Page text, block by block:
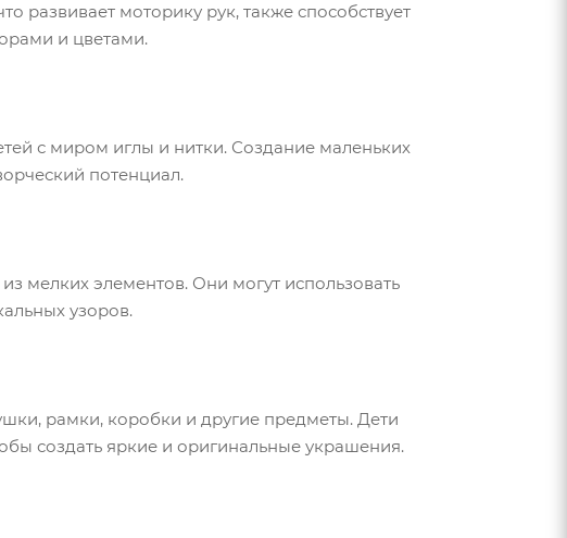
развивает моторику рук, также способствует
и цветами.
с миром иглы и нитки. Создание маленьких
потенциал.
мелких элементов. Они могут использовать
узоров.
рамки, коробки и другие предметы. Дети
создать яркие и оригинальные украшения.